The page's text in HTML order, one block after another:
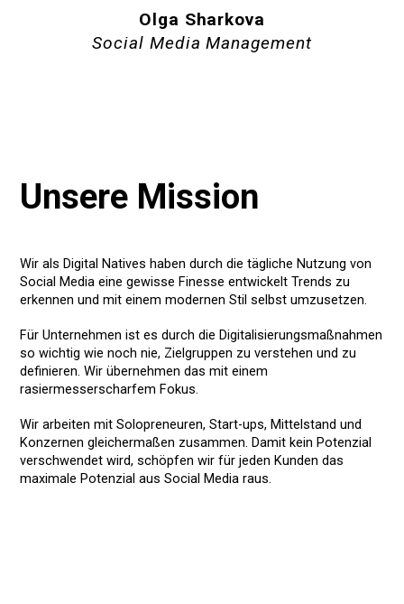
Olga Sharkova
Social Media Management
Unsere Mission
Wir als Digital Natives haben durch die tägliche Nutzung von
Social Media eine gewisse Finesse entwickelt Trends zu
erkennen und mit einem modernen Stil selbst umzusetzen.
Für Unternehmen ist es durch die Digitalisierungsmaßnahmen
so wichtig wie noch nie, Zielgruppen zu verstehen und zu
definieren. Wir übernehmen das mit einem
rasiermesserscharfem Fokus.
Wir arbeiten mit Solopreneuren, Start-ups, Mittelstand und
Konzernen gleichermaßen zusammen. Damit kein Potenzial
verschwendet wird, schöpfen wir für jeden Kunden das
maximale Potenzial aus Social Media raus.